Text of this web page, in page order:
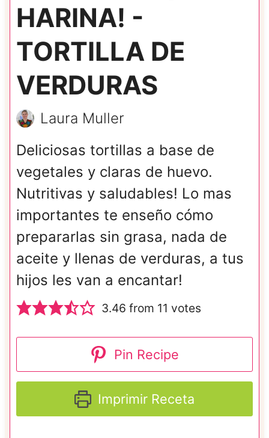
HARINA! -
TORTILLA DE
VERDURAS
Laura Muller
Deliciosas tortillas a base de
vegetales y claras de huevo.
Nutritivas y saludables! Lo mas
importantes te enseño cómo
prepararlas sin grasa, nada de
aceite y llenas de verduras, a tus
hijos les van a encantar!
3.46 from 11 votes
Pin Recipe
Imprimir Receta